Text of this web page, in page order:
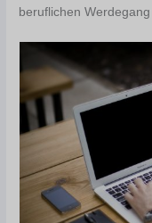
beruflichen